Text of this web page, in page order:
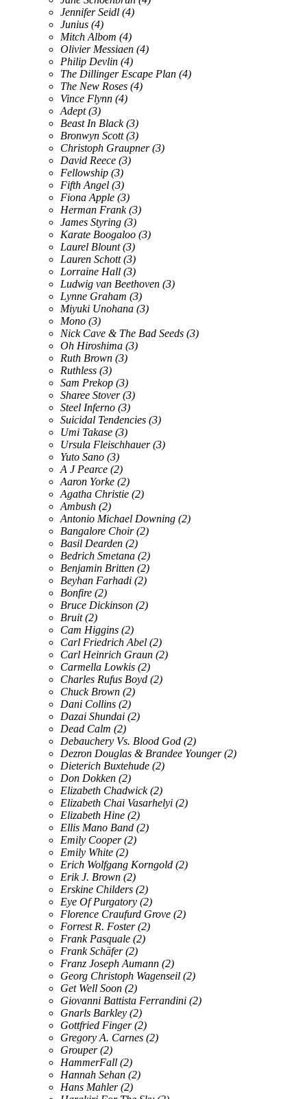
Jennifer Seidl (4)
Junius (4)
Mitch Albom (4)
Olivier Messiaen (4)
Philip Devlin (4)
The Dillinger Escape Plan (4)
The New Roses (4)
Vince Flynn (4)
Adept (3)
Beast In Black (3)
Bronwyn Scott (3)
Christoph Graupner(3)
David Reece (3)
Fellowship (3)
Fifth Angel (3)
Fiona Apple (3)
Herman Frank (3)
James Styring (3)
Karate Boogaloo (3)
Laurel Blount (3)
Lauren Schott (3)
Lorraine Hall (3)
Ludwig van Beethoven (3)
Lynne Graham (3)
Miyuki Unohana (3)
Mono (3)
Nick Cave & The Bad Seeds (3)
Oh Hiroshima (3)
Ruth Brown (3)
Ruthless (3)
Sam Prekop (3)
Sharee Stover (3)
Steel Inferno (3)
Suicidal Tendencies (3)
Umi Takase (3)
Ursula Fleischhauer (3)
Yuto Sano (3)
A J Pearce (2)
Aaron Yorke (2)
Agatha Christie (2)
Ambush (2)
Antonio Michael Downing (2)
Bangalore Choir (2)
Basil Dearden (2)
Bedrich Smetana (2)
Benjamin Britten (2)
Beyhan Farhadi (2)
Bonfire (2)
Bruce Dickinson (2)
Bruit (2)
Cam Higgins (2)
Carl Friedrich Abel (2)
Carl Heinrich Graun (2)
Carmella Lowkis (2)
Charles Rufus Boyd (2)
Chuck Brown (2)
Dani Collins (2)
Dazai Shundai (2)
Dead Calm (2)
Debauchery Vs. Blood God (2)
Dezron Douglas & Brandee Younger (2)
Dieterich Buxtehude (2)
Don Dokken (2)
Elizabeth Chadwick (2)
Elizabeth Chai Vasarhelyi (2)
Elizabeth Hine (2)
Ellis Mano Band (2)
Emily Cooper (2)
Emily White (2)
Erich Wolfgang Korngold (2)
Erik J. Brown (2)
Erskine Childers (2)
Eye Of Purgatory (2)
Florence Craufurd Grove (2)
Forrest R. Foster (2)
Frank Pasquale (2)
Frank Schäfer (2)
Franz Joseph Aumann (2)
Georg Christoph Wagenseil (2)
Get Well Soon (2)
Giovanni Battista Ferrandini (2)
Gnarls Barkley (2)
Gottfried Finger(2)
Gregory A. Carnes (2)
Grouper (2)
HammerFall (2)
Hannah Sehan (2)
Hans Mahler (2)